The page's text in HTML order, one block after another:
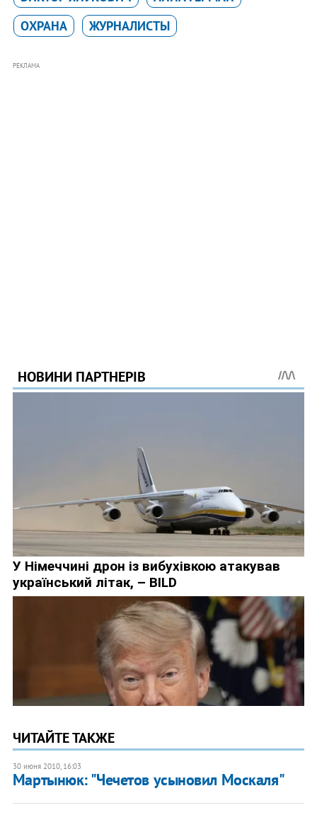
ОХРАНА
ЖУРНАЛИСТЫ
РЕКЛАМА
ЧИТАЙТЕ ТАКЖЕ
30 июня 2010, 16:03
Мартынюк: "Чечетов усыновил Москаля"